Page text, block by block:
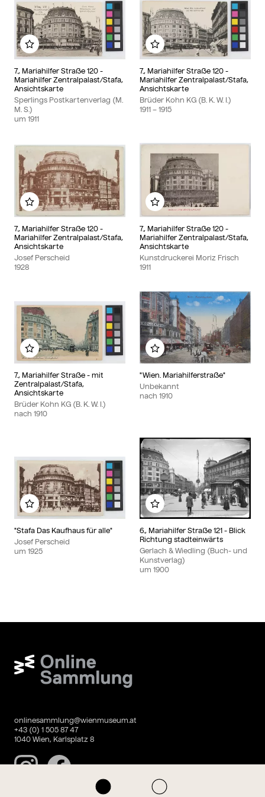
7., Mariahilfer Straße 120 -
Mariahilfer Zentralpalast/Stafa,
Ansichtskarte
Sperlings Postkartenverlag (M.
M. S.)
um 1911
Zu meinem Album hinzufügen
7., Mariahilfer Straße 120 -
Mariahilfer Zentralpalast/Stafa,
Ansichtskarte
Brüder Kohn KG (B. K. W. I.)
1911 – 1915
Zu meinem Album
7., Mariahilfer Straße 120 -
Mariahilfer Zentralpalast/Stafa,
Ansichtskarte
Josef Perscheid
1928
Zu meinem Album hinzufügen
7., Mariahilfer Straße 120 -
Mariahilfer Zentralpalast/Stafa,
Ansichtskarte
Kunstdruckerei Moriz Frisch
1911
Zu meinem Album
7., Mariahilfer Straße - mit
Zentralpalast/Stafa,
Ansichtskarte
Brüder Kohn KG (B. K. W. I.)
nach 1910
Zu meinem Album hinzufügen
"Wien. Mariahilferstraße"
Unbekannt
nach 1910
Zu meinem Album
"Stafa Das Kaufhaus für alle"
Josef Perscheid
um 1925
Zu meinem Album hinzufügen
6., Mariahilfer Straße 121 - Blick
Richtung stadteinwärts
Gerlach & Wiedling (Buch- und
Kunstverlag)
um 1900
Zu meinem Album
Wien Museum Online Sammlung
onlinesammlung@wienmuseum.at
+43 (0) 1 505 87 47
1040 Wien, Karlsplatz 8
InstagramFacebook